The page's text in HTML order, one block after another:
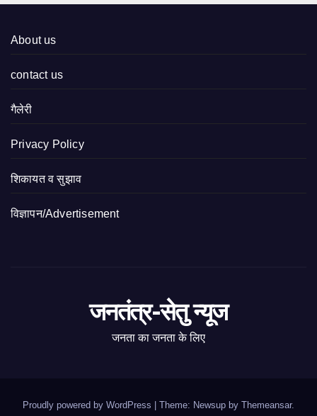
About us
contact us
गैलेरी
Privacy Policy
शिकायत व सुझाव
विज्ञापन/Advertisement
जनतंत्र-सेतु न्यूज
जनता का जनता के लिए
Proudly powered by WordPress Theme: Newsup by Themeansar.